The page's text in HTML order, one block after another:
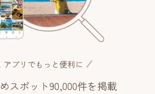
アプリでもっと便利に
スポット90,000件を掲載